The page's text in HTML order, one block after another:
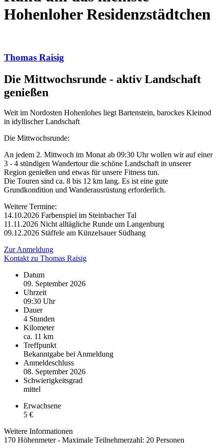
Hohenloher Residenzstädtchen
Thomas Raisig
Die Mittwochsrunde - aktiv Landschaft
genießen
Weit im Nordosten Hohenlohes liegt Bartenstein, barockes Kleinod
in idyllischer Landschaft
Die Mittwochsrunde:
An jedem 2. Mittwoch im Monat ab 09:30 Uhr wollen wir auf einer
3 - 4 stündigen Wandertour die schöne Landschaft in unserer
Region genießen und etwas für unsere Fitness tun.
Die Touren sind ca. 8 bis 12 km lang. Es ist eine gute
Grundkondition und Wanderausrüstung erforderlich.
Weitere Termine:
14.10.2026 Farbenspiel im Steinbacher Tal
11.11.2026 Nicht alltägliche Runde um Langenburg
09.12.2026 Stäffele am Künzelsauer Südhang
Zur Anmeldung
Kontakt zu Thomas Raisig
Datum
09. September 2026
Uhrzeit
09:30 Uhr
Dauer
4 Stunden
Kilometer
ca. 11 km
Treffpunkt
Bekanntgabe bei Anmeldung
Anmeldeschluss
08. September 2026
Schwierigkeitsgrad
mittel
Erwachsene
5 €
Weitere Informationen
170 Höhenmeter - Maximale Teilnehmerzahl: 20 Personen